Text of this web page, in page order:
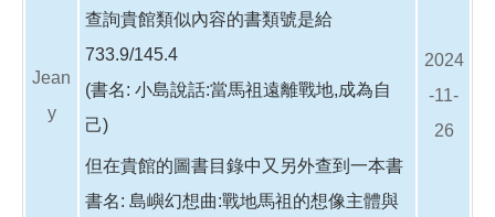
Jean
y
查詢貴館類似內容的書類號是給
733.9/145.4
(書名: 小島說話:當馬祖遠離戰地,成為自
己)
但在貴館的圖書目錄中又另外查到一本書
書名: 島嶼幻想曲:戰地馬祖的想像主體與
2024
-11-
26